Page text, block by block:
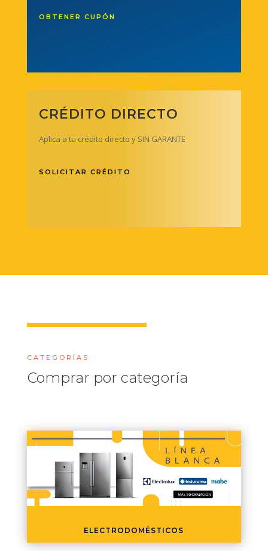
OBTENER CUPÓN
CRÉDITO DIRECTO
Aplica a tu crédito directo y SIN GARANTE
SOLICITAR CRÉDITO
CATEGORÍAS
Comprar por categoría
ELECTRODOMÉSTICOS